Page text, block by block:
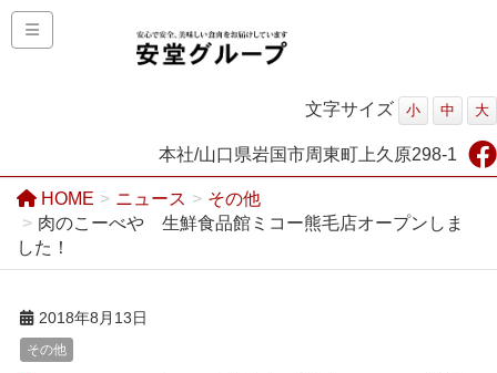
文字サイズ 小 中 大
本社/山口県岩国市周東町上久原298-1
HOME ニュース
その他
肉のこーべや 生鮮食品館ミコー熊毛店オープンしま
した！
2018年8月13日
その他